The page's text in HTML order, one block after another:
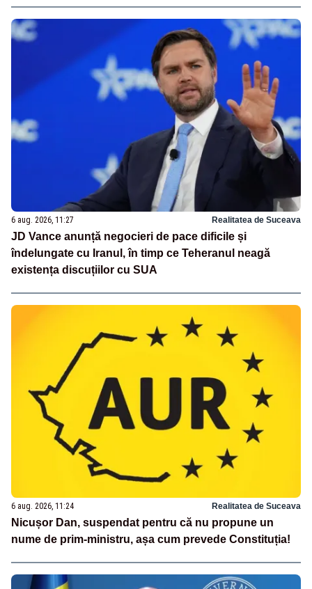
6 aug. 2026, 11:27 Realitatea de Suceava
JD Vance anunță negocieri de pace dificile și
îndelungate cu Iranul, în timp ce Teheranul neagă
existența discuțiilor cu SUA
6 aug. 2026, 11:24 Realitatea de Suceava
Nicușor Dan, suspendat pentru că nu propune un
nume de prim-ministru, așa cum prevede Constituția!